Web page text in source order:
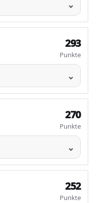
293
Punkte
270
Punkte
252
Punkte